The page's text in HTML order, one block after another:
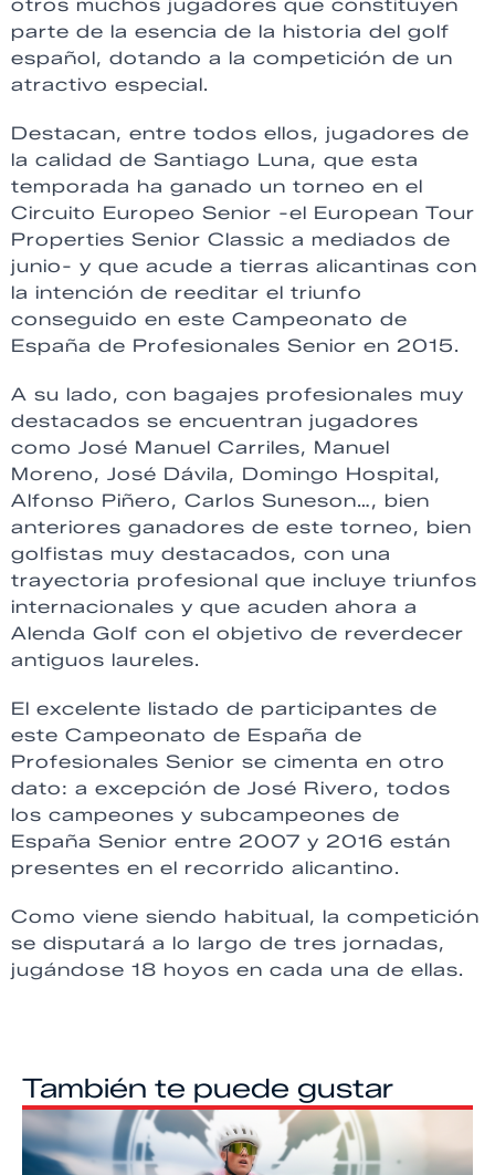
otros muchos jugadores que constituyen
parte de la esencia de la historia del golf
español, dotando a la competición de un
atractivo especial.
Destacan, entre todos ellos, jugadores de
la calidad de Santiago Luna, que esta
temporada ha ganado un torneo en el
Circuito Europeo Senior -el European Tour
Properties Senior Classic a mediados de
junio- y que acude a tierras alicantinas con
la intención de reeditar el triunfo
conseguido en este Campeonato de
España de Profesionales Senior en 2015.
A su lado, con bagajes profesionales muy
destacados se encuentran jugadores
como José Manuel Carriles, Manuel
Moreno, José Dávila, Domingo Hospital,
Alfonso Piñero, Carlos Suneson…, bien
anteriores ganadores de este torneo, bien
golfistas muy destacados, con una
trayectoria profesional que incluye triunfos
internacionales y que acuden ahora a
Alenda Golf con el objetivo de reverdecer
antiguos laureles.
El excelente listado de participantes de
este Campeonato de España de
Profesionales Senior se cimenta en otro
dato: a excepción de José Rivero, todos
los campeones y subcampeones de
España Senior entre 2007 y 2016 están
presentes en el recorrido alicantino.
Como viene siendo habitual, la competición
se disputará a lo largo de tres jornadas,
jugándose 18 hoyos en cada una de ellas.
También te puede gustar